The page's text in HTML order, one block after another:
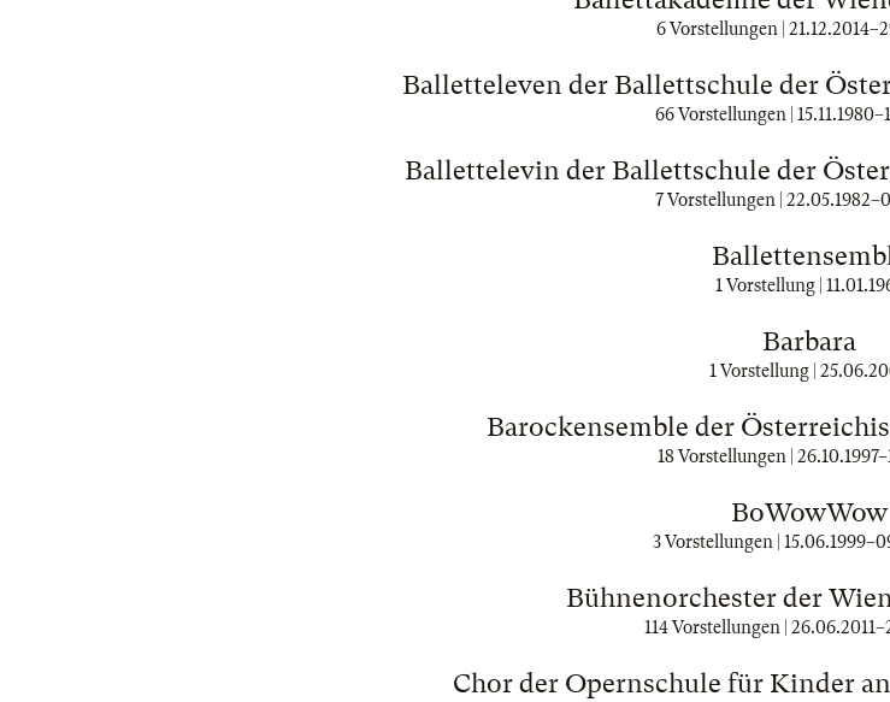
6 Vorstellungen | 21.12.2014–
Balletteleven der Ballettschule der
66 Vorstellungen | 15.11.1980–
Ballettelevin der Ballettschule der
7 Vorstellungen | 22.05.1982–
1 Vorstellung |
Barbara
1 Vorstellung |
Barockensemble der
18 Vorstellungen | 26.10.1997–
BoWowWow
3 Vorstellungen | 15.06.1999–
Bühnenorchester der
114 Vorstellungen | 26.06.2011–
Chor der Opernschule für Kinder